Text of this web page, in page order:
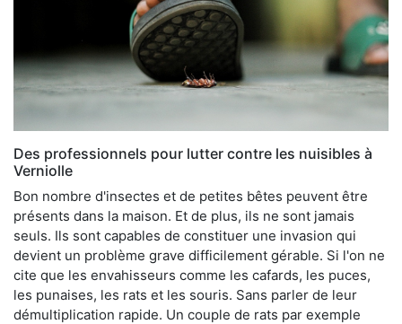
Des professionnels pour lutter contre les nuisibles à
Verniolle
Bon nombre d'insectes et de petites bêtes peuvent être
présents dans la maison. Et de plus, ils ne sont jamais
seuls. Ils sont capables de constituer une invasion qui
devient un problème grave difficilement gérable. Si l'on ne
cite que les envahisseurs comme les cafards, les puces,
les punaises, les rats et les souris. Sans parler de leur
démultiplication rapide. Un couple de rats par exemple